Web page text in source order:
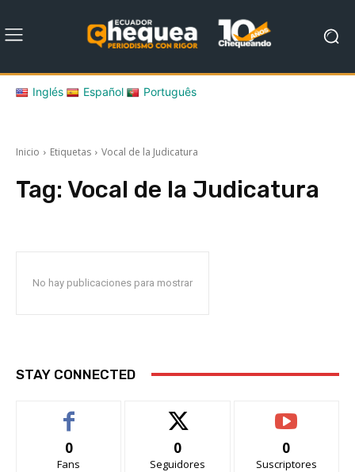
Inglés Español Português
Inicio Etiquetas Vocal de la Judicatura
Tag: Vocal de la Judicatura
No hay publicaciones para mostrar
STAY CONNECTED
0
Fans
0
Seguidores
0
Suscriptores